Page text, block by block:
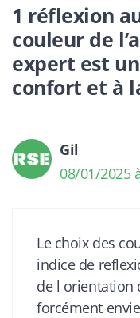
1 réflexion
couleur de
expert est
confort et à
Gil
08/01/2025
Le choix des
indice de
de l orientation
forcément